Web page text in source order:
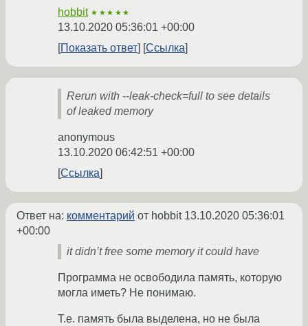
hobbit ★★★★★
13.10.2020 05:36:01 +00:00
Показать ответ
Ссылка
Rerun with --leak-check=full to see details
of leaked memory
anonymous
13.10.2020 06:42:51 +00:00
Ссылка
Ответ на: комментарий от hobbit 13.10.2020 05:36:01
+00:00
it didn’t free some memory it could have
Программа не освободила память, которую
могла иметь? Не понимаю.
Т.е. память была выделена, но не была